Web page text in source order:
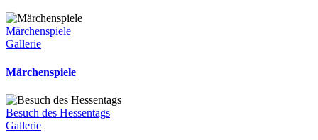
Märchenspiele
Gallerie
Märchenspiele
Besuch des Hessentags
Gallerie